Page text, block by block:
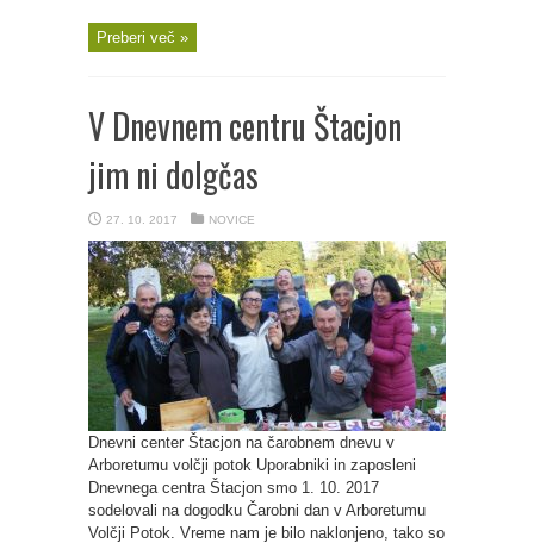
Preberi več »
V Dnevnem centru Štacjon
jim ni dolgčas
27. 10. 2017 NOVICE
Dnevni center Štacjon na čarobnem dnevu v
Arboretumu volčji potok Uporabniki in zaposleni
Dnevnega centra Štacjon smo 1. 10. 2017
sodelovali na dogodku Čarobni dan v Arboretumu
Volčji Potok. Vreme nam je bilo naklonjeno, tako so